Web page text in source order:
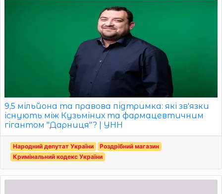
9,5 мільйона та правова підтримка: які зв'язки
існують між Кузьміних та фармацевтичним
гігантом "Дарниця"? | УНН
Народний депутат України
Роздрібний магазин
Кримінальний кодекс України